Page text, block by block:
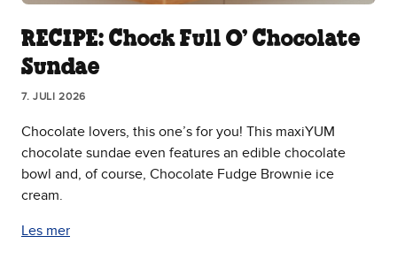
RECIPE: Chock Full O’ Chocolate
Sundae
7. JULI 2026
Chocolate lovers, this one’s for you! This maxiYUM
chocolate sundae even features an edible chocolate
bowl and, of course, Chocolate Fudge Brownie ice
cream.
Les mer